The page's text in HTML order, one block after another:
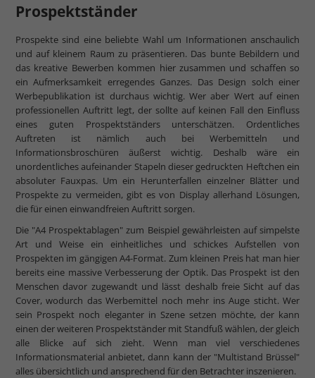
Prospektständer
Prospekte sind eine beliebte Wahl um Informationen anschaulich
und auf kleinem Raum zu präsentieren. Das bunte Bebildern und
das kreative Bewerben kommen hier zusammen und schaffen so
ein Aufmerksamkeit erregendes Ganzes. Das Design solch einer
Werbepublikation ist durchaus wichtig. Wer aber Wert auf einen
professionellen Auftritt legt, der sollte auf keinen Fall den Einfluss
eines guten Prospektständers unterschätzen. Ordentliches
Auftreten ist nämlich auch bei Werbemitteln und
Informationsbroschüren äußerst wichtig. Deshalb wäre ein
unordentliches aufeinander Stapeln dieser gedruckten Heftchen ein
absoluter Fauxpas. Um ein Herunterfallen einzelner Blätter und
Prospekte zu vermeiden, gibt es von Display allerhand Lösungen,
die für einen einwandfreien Auftritt sorgen.
Die "A4 Prospektablagen" zum Beispiel gewährleisten auf simpelste
Art und Weise ein einheitliches und schickes Aufstellen von
Prospekten im gängigen A4-Format. Zum kleinen Preis hat man hier
bereits eine massive Verbesserung der Optik. Das Prospekt ist den
Menschen davor zugewandt und lässt deshalb freie Sicht auf das
Cover, wodurch das Werbemittel noch mehr ins Auge sticht. Wer
sein Prospekt noch eleganter in Szene setzen möchte, der kann
einen der weiteren Prospektständer mit Standfuß wählen, der gleich
alle Blicke auf sich zieht. Wenn man viel verschiedenes
Informationsmaterial anbietet, dann kann der "Multistand Brüssel"
alles übersichtlich und ansprechend für den Betrachter inszenieren.